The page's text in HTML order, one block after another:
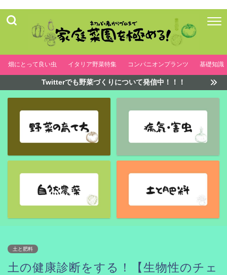
畑にとって良い虫 イタリア野菜特集 コンパニオンプランツ 基礎知識
Twitterでも野菜づくりについて発信中！！！
土と肥料
土の健康診断をする！【生物性のチェ